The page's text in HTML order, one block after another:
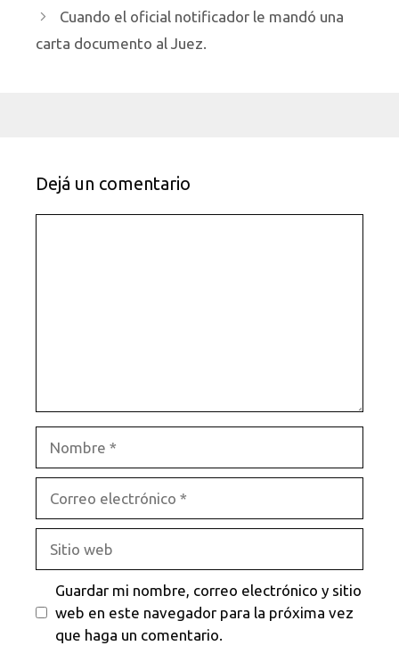
Cuando el oficial notificador le mandó una
carta documento al Juez.
Dejá un comentario
electrónico
web
Guardar mi nombre, correo electrónico y sitio
web en este navegador para la próxima vez
que haga un comentario.